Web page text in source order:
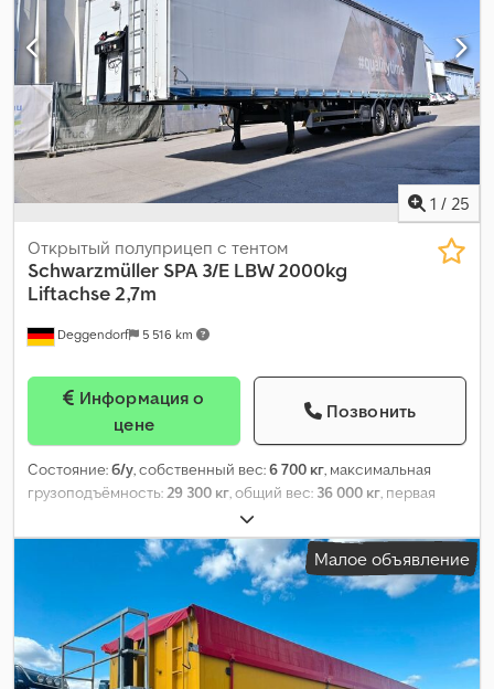
1 / 25
Deggendorf 5 516 km
Открытый полуприцеп с тентом
Schwarzmüller SPA 3/E LBW 2000kg
Liftachse 2,7m
цене
Позвонить
Состояние:б/у, собственный вес:6 700 кг, максимальная
грузоподъёмность: 29 300 кг , общий вес: 36 000 кг , первая
, длина грузового отсека:
ширина пространства для загрузки:2 480 мм, высота
грузового отсека:2 700 мм, объем грузового пространства:91
, цвет:серый, тип передачи:другое,
кабина водителя:
другое, класс выбросов:
ABS, гидроборт,
Малое объявление